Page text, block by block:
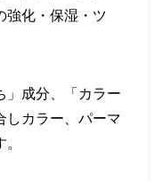
強化・保湿・ツ
」成分、「カラー
しカラー、パーマ